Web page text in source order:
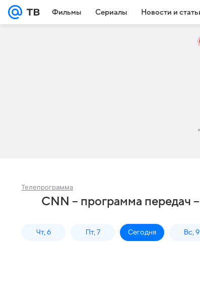
Фильмы Сериалы Новости и
Телепрограмма
CNN – программа передач
Чт, 6 Пт, 7 Сегодня Вс, 9